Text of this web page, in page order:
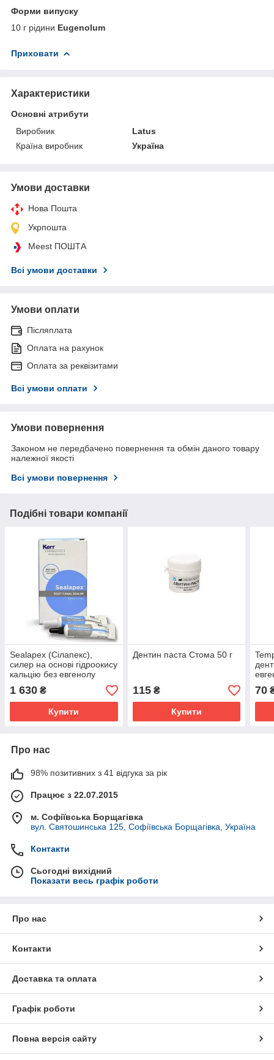
Форми випуску
10 г рідини Eugenolum
Приховати
Характеристики
Основні атрибути
Виробник
Latus
Країна виробник
Україна
Умови доставки
Нова Пошта
Укрпошта
Meest ПОШТА
Всі умови доставки
Умови оплати
Післяплата
Оплата на рахунок
Оплата за реквізитами
Всі умови оплати
Умови повернення
Законом не передбачено повернення та обмін даного товару
належної якості
Всі умови повернення
Подібні товари компанії
Sealapex (Сілапекс),
силер на основі гідроокису
кальцію без евгенолу
12г+12г
1 630 ₴
Купити
Дентин паста Стома 50 г
115₴
Купити
70
Про нас
98% позитивних з 41 відгука за рік
Працює з 22.07.2015
м. Софіївська Борщагівка
вул. Святошинська 125, Софіївська Борщагівка, Україна
Контакти
Сьогодні вихідний
Показати весь графік роботи
Про нас
Контакти
Доставка та оплата
Графік роботи
Повна версія сайту